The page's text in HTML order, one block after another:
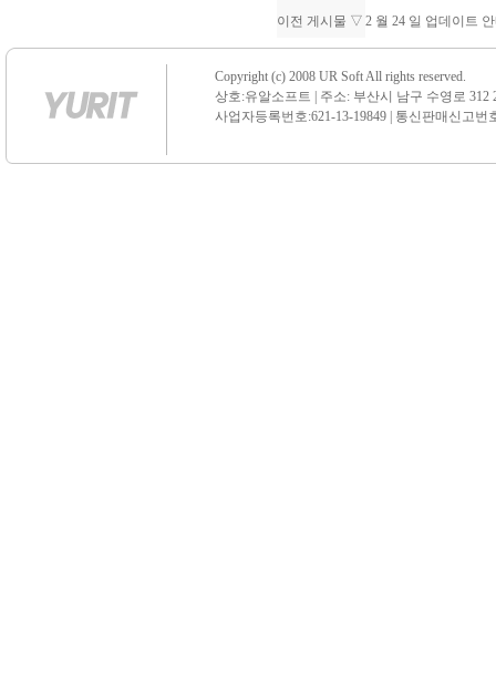
이전 게시물 ▽ 2 월 24 일 업데이트
Copyright (c) 2008 UR Soft All rights reserved.
상호:유알소프트 | 주소: 부산시 남구 수영로 312
사업자등록번호:621-13-19849 | 통신판매신고번